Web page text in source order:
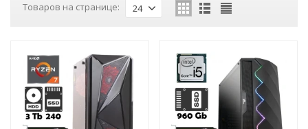
Товаров на странице: 24